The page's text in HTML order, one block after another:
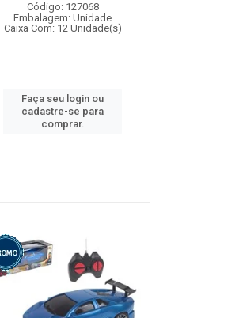
Código: 127068
Embalagem: Unidade
Caixa Com: 12 Unidade(s)
Faça seu login ou
cadastre-se para
comprar.